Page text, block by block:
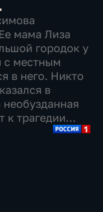
мама Лиза
городок у
с местным
в него. Никто
в
к трагедии…